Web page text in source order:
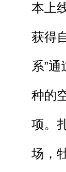
本上
获得
系”
种的
项。
场，